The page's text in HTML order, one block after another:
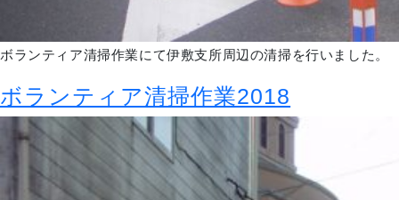
ボランティア清掃作業にて伊敷支所周辺の清掃を行いました。
ボランティア清掃作業2018